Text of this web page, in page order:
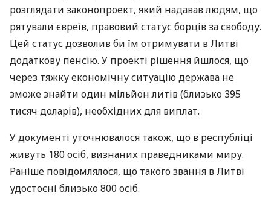
розглядати законопроект, який надавав людям, що
рятували євреїв, правовий статус борців за свободу.
Цей статус дозволив би їм отримувати в Литві
додаткову пенсію. У проекті рішення йшлося, що
через тяжку економічну ситуацію держава не
зможе знайти один мільйон литів (близько 395
тисяч доларів), необхідних для виплат.
У документі уточнювалося також, що в республіці
живуть 180 осіб, визнаних праведниками миру.
Раніше повідомлялося, що такого звання в Литві
удостоєні близько 800 осіб.